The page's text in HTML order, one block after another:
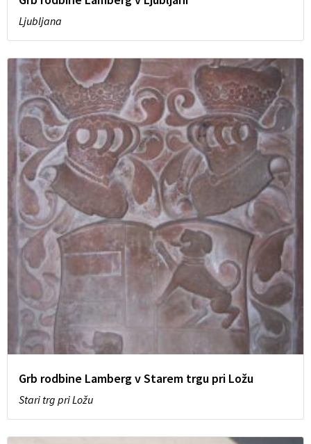
Ljubljana
Grb rodbine Lamberg v Starem trgu pri Ložu
Stari trg pri Ložu